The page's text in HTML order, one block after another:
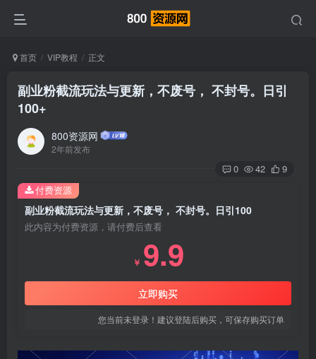
首页 VIP教程 正文
副业粉截流玩法与更新，不废号， 不封号。日引
100+
800资源网
2年前发布
0 42 9
副业粉截流玩法与更新，不废号， 不封号。日引100
此内容为付费资源，请付费后查看
￥ 9.9
立即购买
您当前未登录！建议登陆后购买，可保存购买订单
付费资源